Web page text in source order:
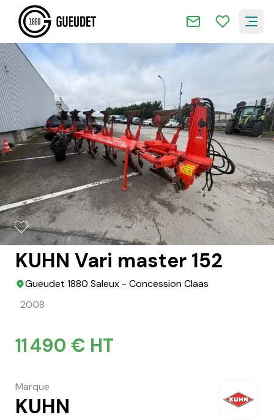
2/16
KUHN Vari master 152
Gueudet 1880 Saleux - Concession Claas
2008
11 490 € HT
Marque
KUHN